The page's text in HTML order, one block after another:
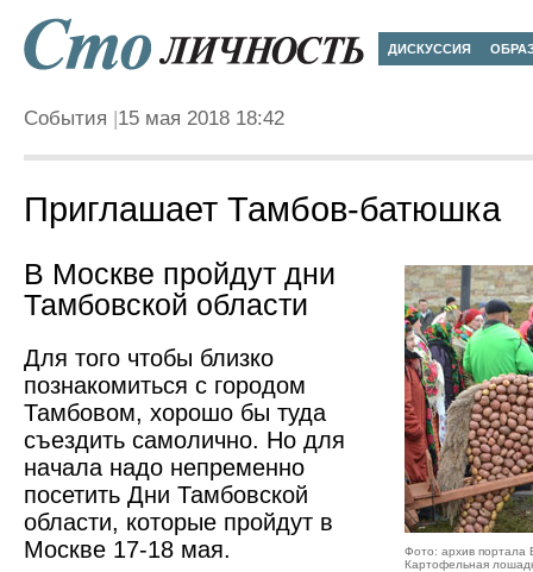
ДИСКУССИЯ
События 15 мая 2018 18:42
Приглашает Тамбов-батюшка
Фото: архив портала
Картофельная
В Москве пройдут дни
Тамбовской области
Для того чтобы близко
познакомиться с городом
Тамбовом, хорошо бы туда
съездить самолично. Но для
начала надо непременно
посетить Дни Тамбовской
области, которые пройдут в
Москве ­17-18 мая.